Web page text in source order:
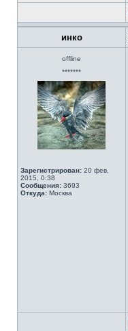
инко
offline
*******
Зарегистрирован: 20 фев,
2015, 0:38
Сообщения: 3693
Откуда: Москва